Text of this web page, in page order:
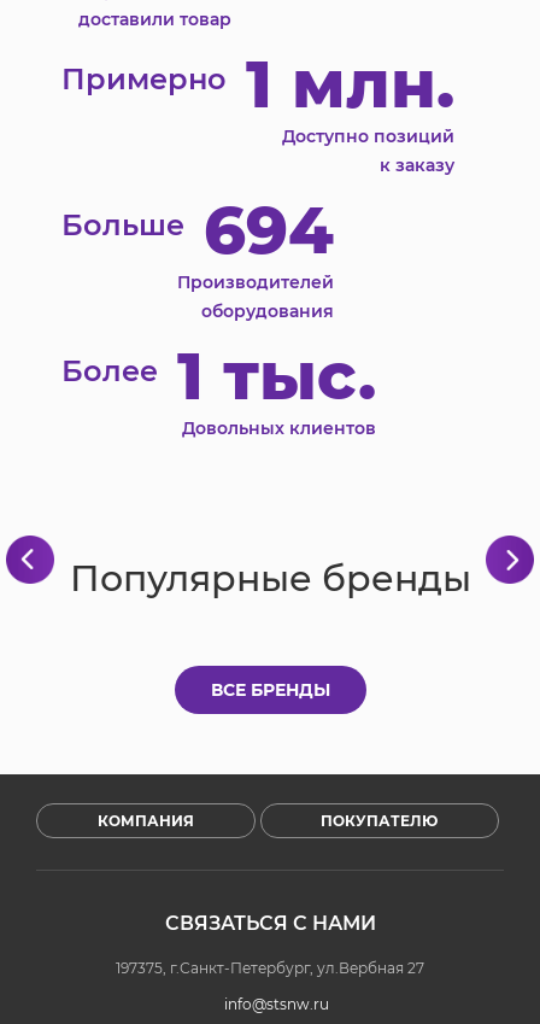
доставили товар
Примерно 1 млн.
Доступно позиций
к заказу
Больше 694
Производителей
оборудования
Более 1 тыс.
Довольных клиентов
Популярные бренды
ВСЕ БРЕНДЫ
КОМПАНИЯ ПОКУПАТЕЛЮ
СВЯЗАТЬСЯ С НАМИ
197375, г.Санкт-Петербург, ул.Вербная 27
info@stsnw.ru